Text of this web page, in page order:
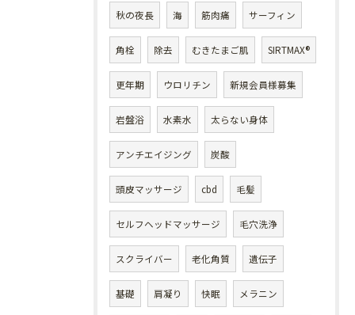
秋の夜長 海 筋肉痛 サーフィン
角栓 除去 むきたまご肌 SIRTMAX®
更年期 ウロリチン 新規会員様募集
岩盤浴 水素水 太らない身体
アンチエイジング 炭酸
頭皮マッサージ cbd 毛髪
セルフヘッドマッサージ 毛穴洗浄
スクライバー 老化角質 遺伝子
基礎 肩凝り 快眠 メラニン